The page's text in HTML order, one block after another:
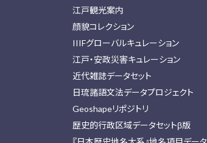
江戸観光案内
顔貌コレクション
IIIFグローバルキュレーション
江戸・安政災害キュレーション
近代雑誌データセット
日琉諸語文法データプロジェクト
Geoshapeリポジトリ
歴史的行政区域データセットβ版